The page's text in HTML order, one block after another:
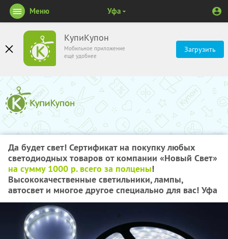
КупиКупон
Мобильное приложение
ещё удобнее
Загрузить
Меню Уфа
Да будет свет! Сертификат на покупку любых
светодиодных товаров от компании «Новый Свет»
на сумму 1000 р. всего за полцены!
Высококачественные светильники, лампы,
автосвет и многое другое специально для вас! Уфа